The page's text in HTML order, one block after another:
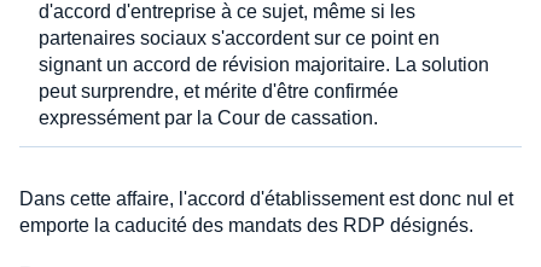
d'accord d'entreprise à ce sujet, même si les
partenaires sociaux s'accordent sur ce point en
signant un accord de révision majoritaire. La solution
peut surprendre, et mérite d'être confirmée
expressément par la Cour de cassation.
Dans cette affaire, l'accord d'établissement est donc nul et
emporte la caducité des mandats des RDP désignés.